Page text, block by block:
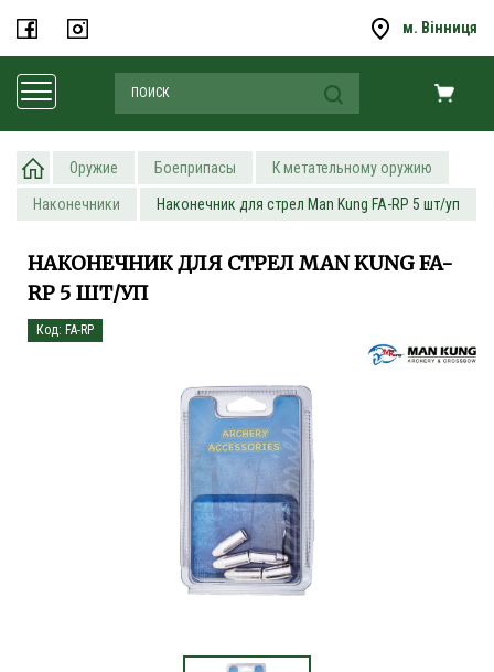
м. Вінниця
Оружие Боеприпасы К метательному оружию
Наконечники Наконечник для стрел Man Kung FA-RP 5 шт/уп
НАКОНЕЧНИК ДЛЯ СТРЕЛ MAN KUNG FA-
RP 5 ШТ/УП
Код: FA-RP